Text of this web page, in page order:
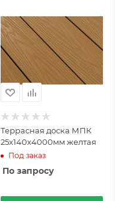
Террасная доска МПК
25х140х4000мм желтая
Под заказ
По запросу